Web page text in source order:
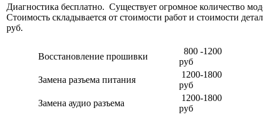
Диагностика бесплатно. Существует огромное количество
Стоимость складывается от стоимости работ и стоимости
руб.
Восстановление прошивки
800 -1200
руб
Замена разъема питания
1200-1800
руб
Замена аудио разъема
1200-1800
руб